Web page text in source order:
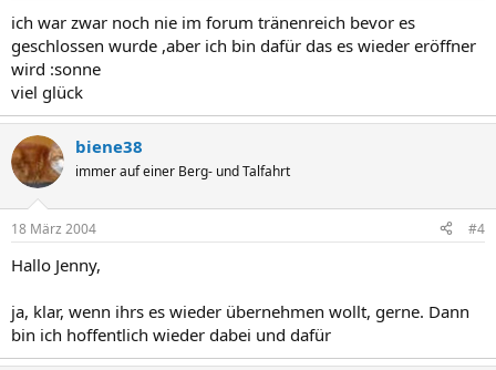
ich war zwar noch nie im forum tränenreich bevor es
geschlossen wurde ,aber ich bin dafür das es wieder eröffner
wird :sonne
viel glück
biene38
immer auf einer Berg- und Talfahrt
18 März 2004 #4
Hallo Jenny,
ja, klar, wenn ihrs es wieder übernehmen wollt, gerne. Dann
bin ich hoffentlich wieder dabei und dafür